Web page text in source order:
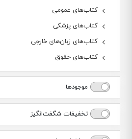
کتاب‌های عمومی
کتاب‌های پزشکی
کتاب‌های زبان‌های خارجی
کتاب‌های حقوق
موجودها
تخفیفات شگفت‌انگیز